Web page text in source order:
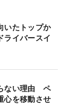
いたトップか
イバースイ
ない理由 ペ
心を移動させ